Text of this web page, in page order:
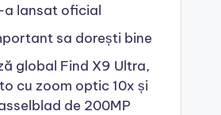
a lansat oficial
sa dorești bine
global Find X9 Ultra,
cu zoom optic 10x și
de 200MP